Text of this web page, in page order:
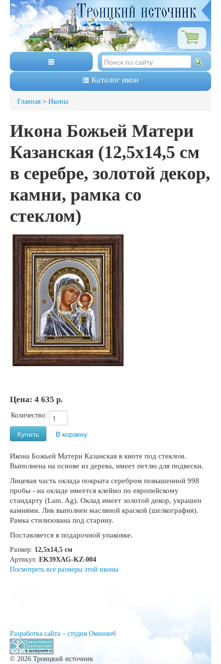
Каталог икон
Главная > Иконы
Икона Божьей Матери
Казанская (12,5х14,5 см
в серебре, золотой декор,
камни, рамка со
стеклом)
Цена: 4 635 р.
Количество:
Икона Божьей Матери Казанская в киоте под стеклом.
Выполнена на основе из дерева, имеет петлю для подвески.
Лицевая часть оклада покрыта серебром повышенной 998
пробы - на окладе имеется клеймо по европейскому
стандарту (Lam. Ag). Оклад имеет золотой декор, украшен
камнями. Лик выполнен масляной краской (шелкография).
Рамка стилизована под старину.
Поставляется в подарочной упаковке.
Размер: 12,5х14,5 см
Артикул: EK39XAG-KZ-004
Посмотреть все размеры этой иконы
Разработка сайта – студия Омнивеб
© 2026 Троицкий источник